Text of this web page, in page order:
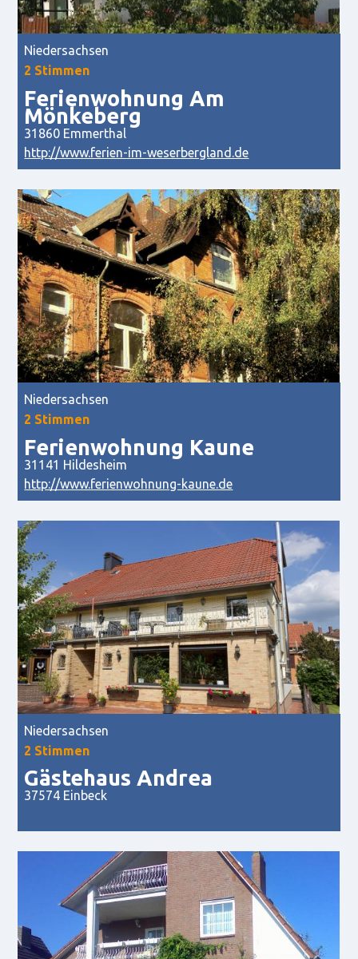
Niedersachsen
2 Stimmen
Ferienwohnung Am
Mönkeberg
31860 Emmerthal
http://www.ferien-im-weserbergland.de
Niedersachsen
2 Stimmen
Ferienwohnung Kaune
31141 Hildesheim
http://www.ferienwohnung-kaune.de
Niedersachsen
2 Stimmen
Gästehaus Andrea
37574 Einbeck